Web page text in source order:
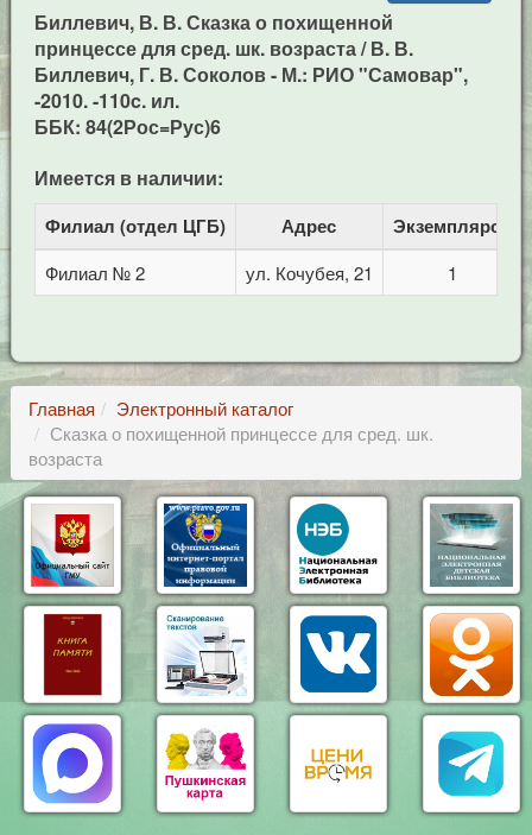
Биллевич, В. В. Сказка о похищенной
принцессе для сред. шк. возраста / В. В.
Биллевич, Г. В. Соколов - М.: РИО "Самовар",
-2010. -110c. ил.
ББК: 84(2Рос=Рус)6
Имеется в наличии:
Филиал (отдел ЦГБ) Адрес Экземпляров
Филиал № 2 ул. Кочубея, 21 1
Главная
Электронный каталог
Сказка о похищенной принцессе для сред. шк.
возраста